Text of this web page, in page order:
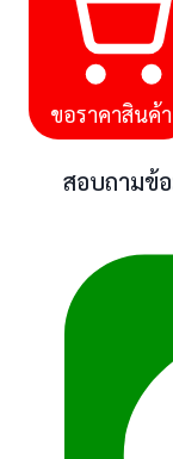
ขอราคาสินค้า
สอบถามข้